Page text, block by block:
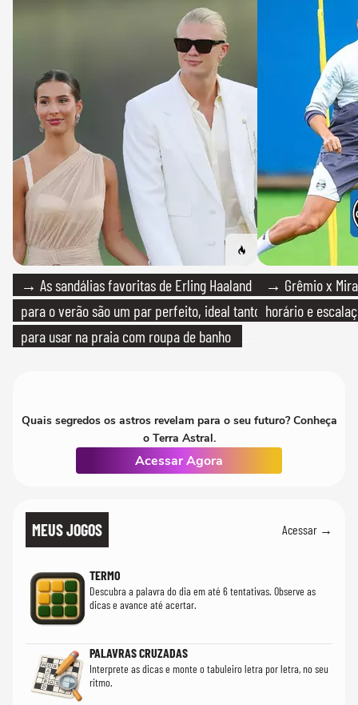
→ As sandálias favoritas de Erling Haaland
para o verão são um par perfeito, ideal tanto
para usar na praia com roupa de banho
→ Grêmio x
horário e
Quais segredos os astros revelam para o seu futuro? Conheça
o Terra Astral.
Acessar Agora
MEUS JOGOS Acessar →
TERMO
Descubra a palavra do dia em até 6 tentativas. Observe as
dicas e avance até acertar.
PALAVRAS CRUZADAS
Interprete as dicas e monte o tabuleiro letra por letra, no seu
ritmo.